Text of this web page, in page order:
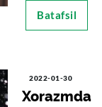
Batafsil
2022-01-30
Xorazmda